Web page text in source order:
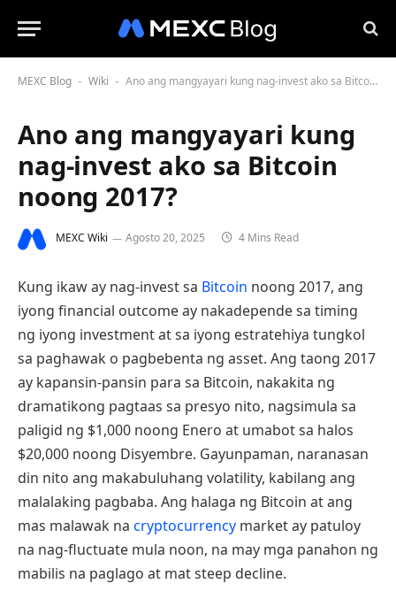
MEXC Blog - Wiki - Ano ang mangyayari kung nag-invest ako sa Bitcoin noong 2017?
Ano ang mangyayari kung
nag-invest ako sa Bitcoin
noong 2017?
MEXC Wiki Agosto 20, 2025 4 Mins Read
Kung ikaw ay nag-invest sa Bitcoin noong 2017, ang
iyong financial outcome ay nakadepende sa timing
ng iyong investment at sa iyong estratehiya tungkol
sa paghawak o pagbebenta ng asset. Ang taong 2017
ay kapansin-pansin para sa Bitcoin, nakakita ng
dramatikong pagtaas sa presyo nito, nagsimula sa
paligid ng $1,000 noong Enero at umabot sa halos
$20,000 noong Disyembre. Gayunpaman, naranasan
din nito ang makabuluhang volatility, kabilang ang
malalaking pagbaba. Ang halaga ng Bitcoin at ang
mas malawak na cryptocurrency market ay patuloy
na nag-fluctuate mula noon, na may mga panahon ng
mabilis na paglago at mat steep decline.